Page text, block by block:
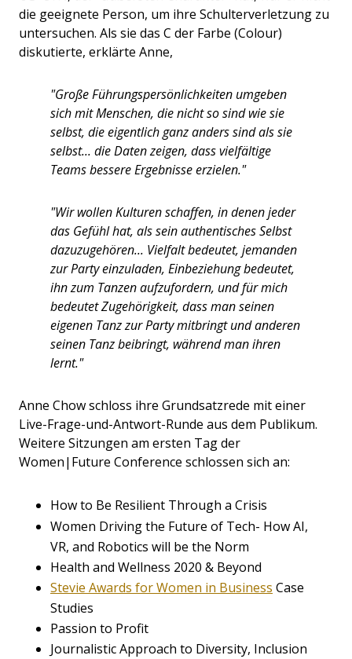
die geeignete Person, um ihre Schulterverletzung zu
untersuchen. Als sie das C der Farbe (Colour)
diskutierte, erklärte Anne,
"Große Führungspersönlichkeiten umgeben
sich mit Menschen, die nicht so sind wie sie
selbst, die eigentlich ganz anders sind als sie
selbst... die Daten zeigen, dass vielfältige
Teams bessere Ergebnisse erzielen."
"Wir wollen Kulturen schaffen, in denen jeder
das Gefühl hat, als sein authentisches Selbst
dazuzugehören... Vielfalt bedeutet, jemanden
zur Party einzuladen, Einbeziehung bedeutet,
ihn zum Tanzen aufzufordern, und für mich
bedeutet Zugehörigkeit, dass man seinen
eigenen Tanz zur Party mitbringt und anderen
seinen Tanz beibringt, während man ihren
lernt."
Anne Chow schloss ihre Grundsatzrede mit einer
Live-Frage-und-Antwort-Runde aus dem Publikum.
Weitere Sitzungen am ersten Tag der
Women|Future Conference schlossen sich an:
How to Be Resilient Through a Crisis
Women Driving the Future of Tech- How AI,
VR, and Robotics will be the Norm
Health and Wellness 2020 & Beyond
Stevie Awards for Women in Business Case
Studies
Passion to Profit
Journalistic Approach to Diversity, Inclusion